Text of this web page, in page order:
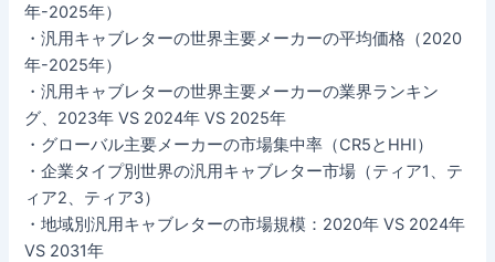
年-2025年）
・汎用キャブレターの世界主要メーカーの平均価格（2020
年-2025年）
・汎用キャブレターの世界主要メーカーの業界ランキン
グ、2023年 VS 2024年 VS 2025年
・グローバル主要メーカーの市場集中率（CR5とHHI）
・企業タイプ別世界の汎用キャブレター市場（ティア1、テ
ィア2、ティア3）
・地域別汎用キャブレターの市場規模：2020年 VS 2024年
VS 2031年